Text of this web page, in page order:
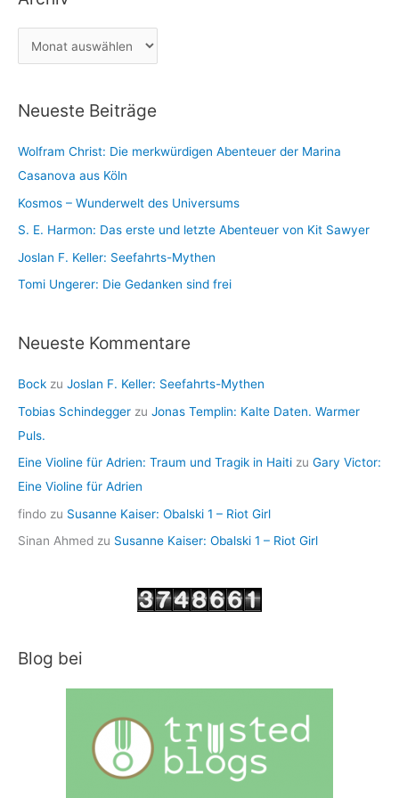
c
h
e
r
h
v
Neueste Beiträge
Wolfram Christ: Die merkwürdigen Abenteuer der Marina
Casanova aus Köln
Kosmos – Wunderwelt des Universums
S. E. Harmon: Das erste und letzte Abenteuer von Kit Sawyer
Joslan F. Keller: Seefahrts-Mythen
Tomi Ungerer: Die Gedanken sind frei
Neueste Kommentare
Bock zu Joslan F. Keller: Seefahrts-Mythen
Tobias Schindegger zu Jonas Templin: Kalte Daten. Warmer
Puls.
Eine Violine für Adrien: Traum und Tragik in Haiti zu Gary Victor:
Eine Violine für Adrien
findo zu Susanne Kaiser: Obalski 1 – Riot Girl
Sinan Ahmed zu Susanne Kaiser: Obalski 1 – Riot Girl
Blog bei